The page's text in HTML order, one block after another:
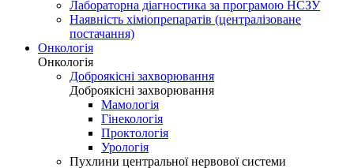
Лабораторна діагностика за програмою НСЗУ
Наявність хіміопрепаратів (централізоване
постачання)
Онкологія
Онкологія
Доброякісні захворювання
Доброякісні захворювання
Мамологія
Гінекологія
Проктологія
Урологія
Пухлини центральної нервової системи